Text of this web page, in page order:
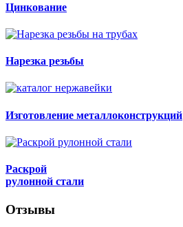
Цинкование
Нарезка резьбы
Изготовление металлоконструкций
Раскрой
рулонной стали
Отзывы